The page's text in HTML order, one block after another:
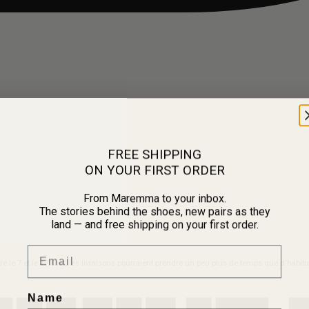
le 7 et le 17 août, les livraisons pourraient prendre un peu plus de temps que
FREE SHIPPING
ON YOUR FIRST ORDER
From Maremma to your inbox.
The stories behind the shoes, new pairs as they
land — and free shipping on your first order.
Email
Name